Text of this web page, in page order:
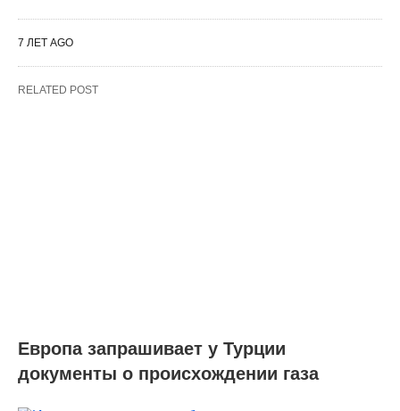
7 ЛЕТ AGO
RELATED POST
Европа запрашивает у Турции
документы о происхождении газа